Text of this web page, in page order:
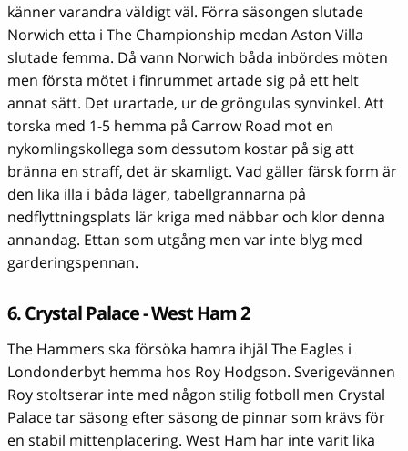
känner varandra väldigt väl. Förra säsongen slutade
Norwich etta i The Championship medan Aston Villa
slutade femma. Då vann Norwich båda inbördes möten
men första mötet i finrummet artade sig på ett helt
annat sätt. Det urartade, ur de gröngulas synvinkel. Att
torska med 1-5 hemma på Carrow Road mot en
nykomlingskollega som dessutom kostar på sig att
bränna en straff, det är skamligt. Vad gäller färsk form är
den lika illa i båda läger, tabellgrannarna på
nedflyttningsplats lär kriga med näbbar och klor denna
annandag. Ettan som utgång men var inte blyg med
garderingspennan.
6. Crystal Palace - West Ham 2
The Hammers ska försöka hamra ihjäl The Eagles i
Londonderbyt hemma hos Roy Hodgson. Sverigevännen
Roy stoltserar inte med någon stilig fotboll men Crystal
Palace tar säsong efter säsong de pinnar som krävs för
en stabil mittenplacering. West Ham har inte varit lika